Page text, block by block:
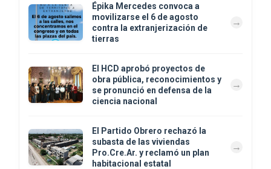
Épika Mercedes convoca a
movilizarse el 6 de agosto
contra la extranjerización de
tierras
El HCD aprobó proyectos de
obra pública, reconocimientos y
se pronunció en defensa de la
ciencia nacional
El Partido Obrero rechazó la
subasta de las viviendas
Pro.Cre.Ar. y reclamó un plan
habitacional estatal